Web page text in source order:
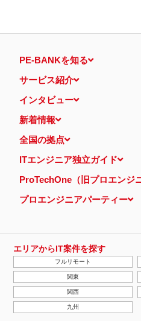
PE-BANKを知る
サービス紹介
インタビュー
新着情報
全国の拠点
ITエンジニア独立ガイド
ProTechOne（旧プロエンジ
プロエンジニアパーティー
エリアからIT案件を探す
フルリモート
関東
関西
九州